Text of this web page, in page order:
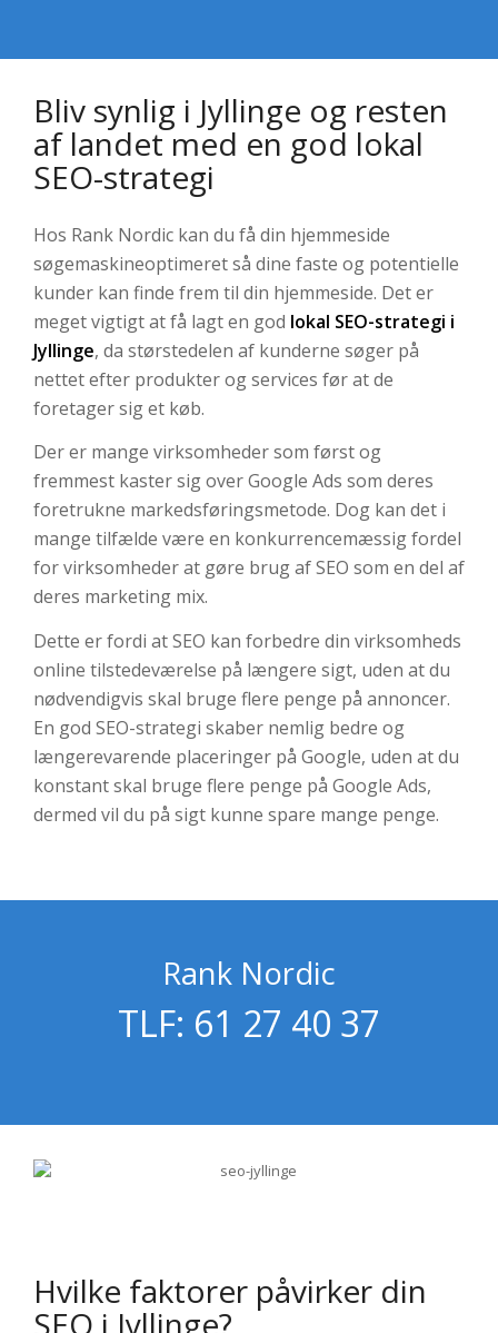
Bliv synlig i Jyllinge og resten
af landet med en god lokal
SEO-strategi
Hos Rank Nordic kan du få din hjemmeside
søgemaskineoptimeret så dine faste og potentielle
kunder kan finde frem til din hjemmeside. Det er
meget vigtigt at få lagt en god lokal SEO-strategi i
Jyllinge, da størstedelen af kunderne søger på
nettet efter produkter og services før at de
foretager sig et køb.
Der er mange virksomheder som først og
fremmest kaster sig over Google Ads som deres
foretrukne markedsføringsmetode. Dog kan det i
mange tilfælde være en konkurrencemæssig fordel
for virksomheder at gøre brug af SEO som en del af
deres marketing mix.
Dette er fordi at SEO kan forbedre din virksomheds
online tilstedeværelse på længere sigt, uden at du
nødvendigvis skal bruge flere penge på annoncer.
En god SEO-strategi skaber nemlig bedre og
længerevarende placeringer på Google, uden at du
konstant skal bruge flere penge på Google Ads,
dermed vil du på sigt kunne spare mange penge.
Rank Nordic
TLF: 61 27 40 37
Hvilke faktorer påvirker din
SEO i Jyllinge?